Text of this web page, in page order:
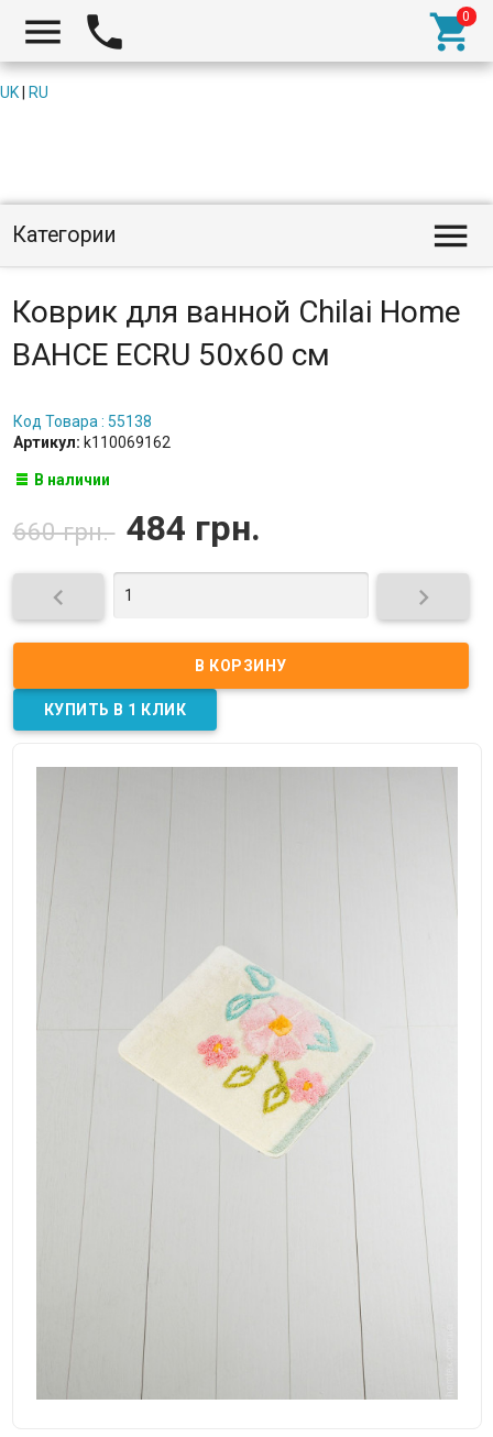
  
UK RU
Категории 
Коврик для ванной Chilai Home
BAHCE ECRU 50x60 см
Код Товара : 55138
Артикул: k110069162
В наличии
660 грн. 484 грн.
 